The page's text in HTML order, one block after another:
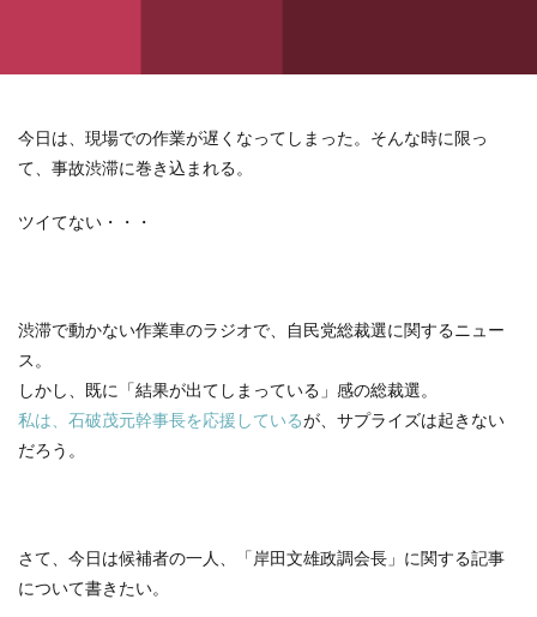
今日は、現場での作業が遅くなってしまった。そんな時に限っ
て、事故渋滞に巻き込まれる。
ツイてない・・・
渋滞で動かない作業車のラジオで、自民党総裁選に関するニュー
ス。
しかし、既に「結果が出てしまっている」感の総裁選。
私は、石破茂元幹事長を応援しているが、サプライズは起きない
だろう。
さて、今日は候補者の一人、「岸田文雄政調会長」に関する記事
について書きたい。